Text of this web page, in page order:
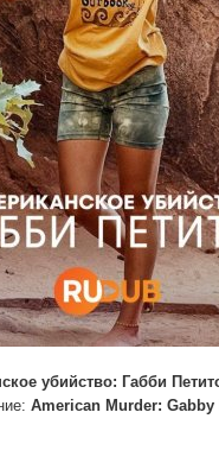
убийство: Габби
American Murder: Gabby